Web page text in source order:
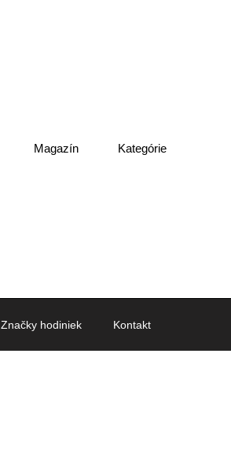
Magazín Kategórie
Značky hodiniek Kontakt